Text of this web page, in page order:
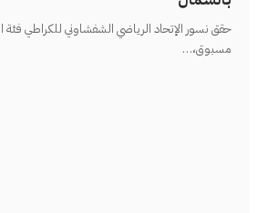
حقق نسور الإتحاد الرياضي الشفشاوني للكراطي فئة
مسبوق،…